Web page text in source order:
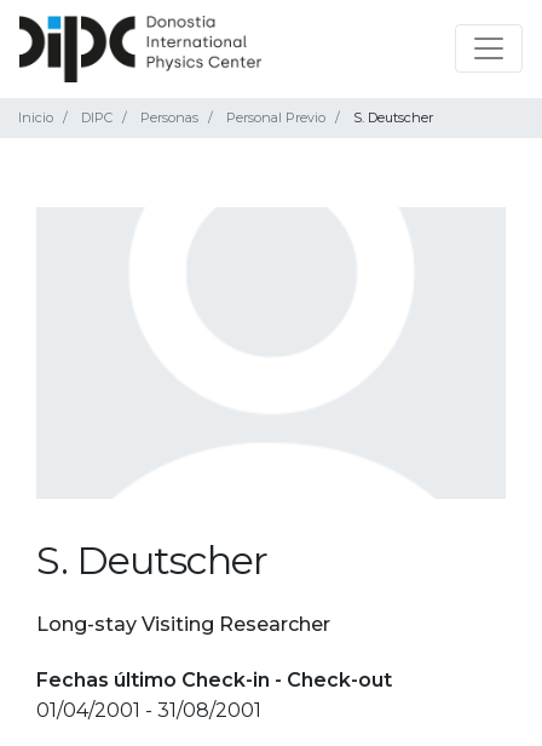
Inicio DIPC Personas Personal Previo S. Deutscher
S. Deutscher
Long-stay Visiting Researcher
Fechas último Check-in - Check-out
01/04/2001 - 31/08/2001